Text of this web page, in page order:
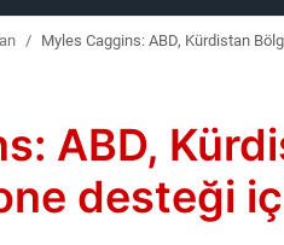
Myles Caggins: ABD, Kürdistan
ABD,
desteği